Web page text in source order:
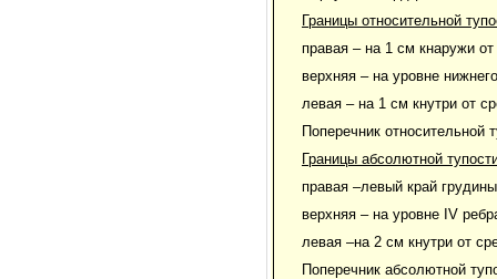
Границы относительной
правая – на 1 см кнаружи
верхняя – на уровне
левая – на 1 см кнутри от
Поперечник относительной
Границы абсолютной
правая –левый край
верхняя – на уровне IV
левая –на 2 см кнутри от
Поперечник абсолютной